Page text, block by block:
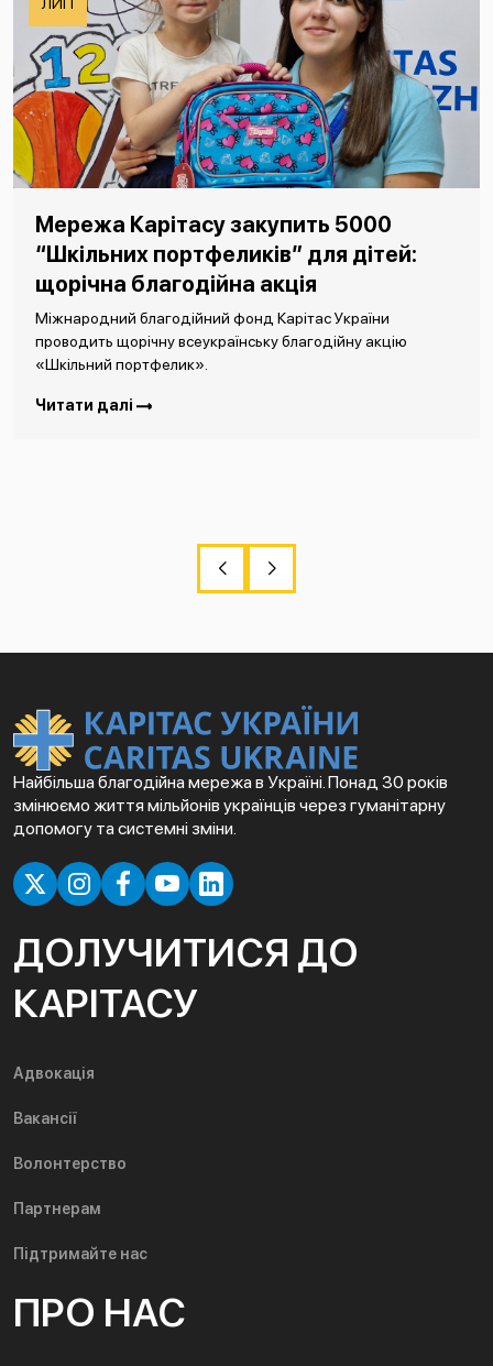
ЛИП
Мережа Карітасу закупить 5000
“Шкільних портфеликів” для дітей:
щорічна благодійна акція
Міжнародний благодійний фонд Карітас України
проводить щорічну всеукраїнську благодійну акцію
«Шкільний портфелик».
Читати далі
Найбільша благодійна мережа в Україні. Понад 30 років
змінюємо життя мільйонів українців через гуманітарну
допомогу та системні зміни.
ДОЛУЧИТИСЯ ДО
КАРІТАСУ
Адвокація
Вакансії
Волонтерство
Партнерам
Підтримайте нас
ПРО НАС